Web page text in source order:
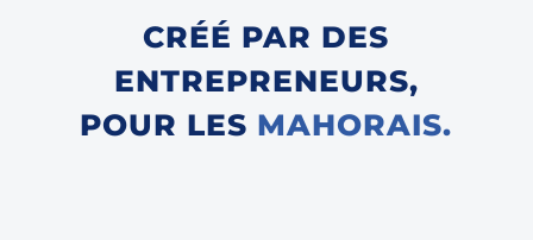
CRÉÉ PAR DES
ENTREPRENEURS,
POUR LES MAHORAIS.